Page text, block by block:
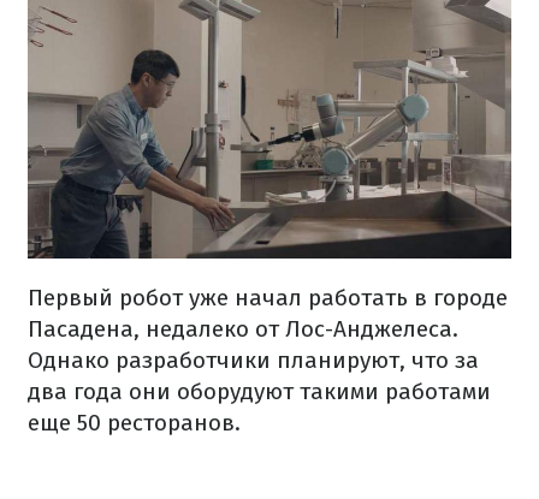
Первый робот уже начал работать в городе
Пасадена, недалеко от Лос-Анджелеса.
Однако разработчики планируют, что за
два года они оборудуют такими работами
еще 50 ресторанов.